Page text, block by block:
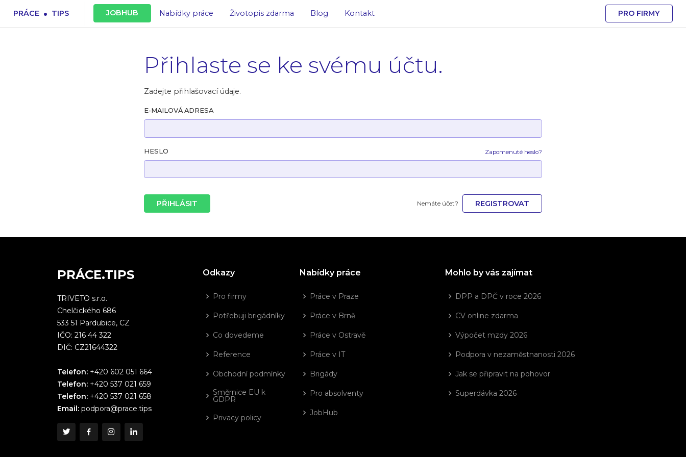
PRÁCE . TIPS JOBHUB Nabídky práce Životopis zdarma Blog Kontakt PRO FIRMY
Přihlaste se ke svému účtu.
Zadejte přihlašovací údaje.
E-MAILOVÁ ADRESA
HESLO Zapomenuté heslo?
PŘIHLÁSIT Nemáte účet? REGISTROVAT
PRÁCE.TIPS
TRIVETO s.r.o.
Chelčického 686
533 51 Pardubice, CZ
IČO: 216 44 322
DIČ: CZ21644322
Telefon: +420 602 051 664
Telefon: +420 537 021 659
Telefon: +420 537 021 658
Email: podpora@prace.tips
Odkazy
Pro firmy
Potřebuji brigádníky
Co dovedeme
Reference
Obchodní podmínky
Směrnice EU k
GDPR
Privacy policy
Nabídky práce
Práce v Praze
Práce v Brně
Práce v Ostravě
Práce v IT
Brigády
Pro absolventy
JobHub
Mohlo by vás zajímat
DPP a DPČ v roce 2026
CV online zdarma
Výpočet mzdy 2026
Podpora v nezaměstnanosti 2026
Jak se připravit na pohovor
Superdávka 2026